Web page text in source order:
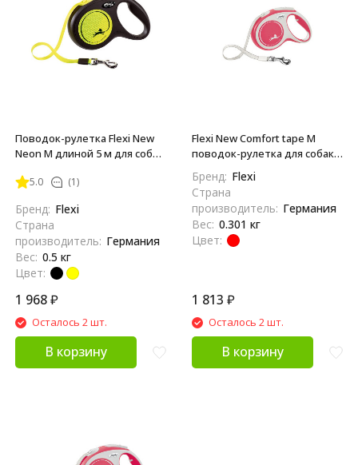
Поводок-рулетка Flexi New
Neon M длиной 5 м для собак
5.0 (1)
Бренд: Flexi
Страна
производитель: Германия
Вес: 0.5 кг
Цвет:
1 968₽
Осталось 2 шт.
В корзину
Flexi New Comfort tape M
поводок-рулетка для собак,
красная 5 м, до 25 кг
Бренд: Flexi
Страна
производитель: Германия
Вес: 0.301 кг
Цвет:
1 813 ₽
Осталось 2 шт.
В корзину